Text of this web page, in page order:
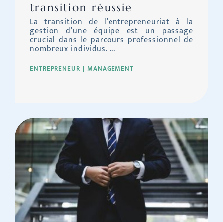
ENTREPRENEUR MANAGEMENT
transition réussie
La transition de l’entrepreneuriat à la
gestion d’une équipe est un passage
crucial dans le parcours professionnel de
nombreux individus. ...